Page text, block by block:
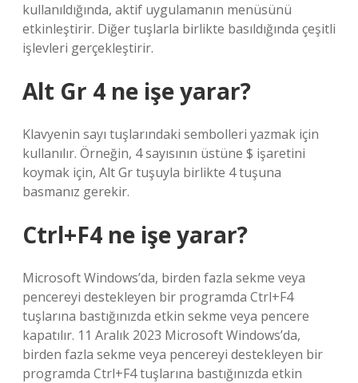
kullanıldığında, aktif uygulamanın menüsünü
etkinleştirir. Diğer tuşlarla birlikte basıldığında çeşitli
işlevleri gerçekleştirir.
Alt Gr 4 ne işe yarar?
Klavyenin sayı tuşlarındaki sembolleri yazmak için
kullanılır. Örneğin, 4 sayısının üstüne $ işaretini
koymak için, Alt Gr tuşuyla birlikte 4 tuşuna
basmanız gerekir.
Ctrl+F4 ne işe yarar?
Microsoft Windows’da, birden fazla sekme veya
pencereyi destekleyen bir programda Ctrl+F4
tuşlarına bastığınızda etkin sekme veya pencere
kapatılır. 11 Aralık 2023 Microsoft Windows’da,
birden fazla sekme veya pencereyi destekleyen bir
programda Ctrl+F4 tuşlarına bastığınızda etkin